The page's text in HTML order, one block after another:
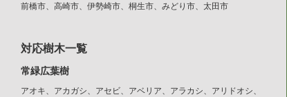
前橋市、高崎市、伊勢崎市、桐生市、みどり市、太田市
対応樹木一覧
常緑広葉樹
アオキ、アカガシ、アセビ、アベリア、アラカシ、アリドオシ、